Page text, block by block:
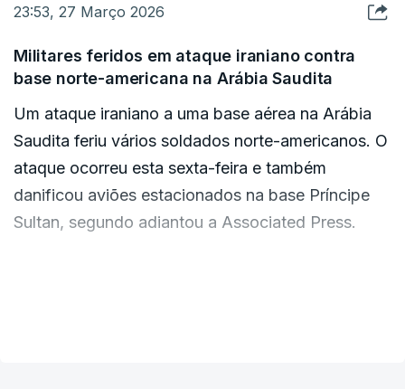
na rede social X.
Até ao momento, os houthis não se envolveram
posicionamento estratégico junto ao Mar
Vermelho, estes aliados de Teerão poderão ainda
assumir um papel decisivo.
Na quarta-feira, o Irão ameaçou responder a uma
23:53, 27 Março 2026
Militares feridos em ataque iraniano contra
base norte-americana na Arábia Saudita
Um ataque iraniano a uma base aérea na Arábia
Saudita feriu vários soldados norte-americanos. O
ataque ocorreu esta sexta-feira e também
danificou aviões estacionados na base Príncipe
Sultan, segundo adiantou a Associated Press.